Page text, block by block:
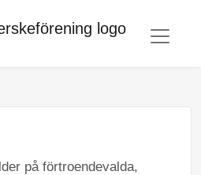
på förtroendevalda,